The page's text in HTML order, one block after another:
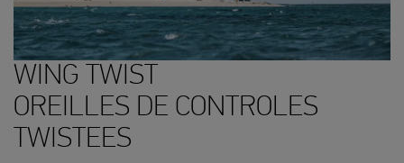
WING TWIST
OREILLES DE CONTROLES
TWISTEES